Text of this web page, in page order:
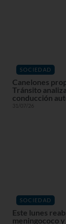
SOCIEDAD
Canelones
Tránsito
conducción
31/07/26
SOCIEDAD
Este lunes
meningococo